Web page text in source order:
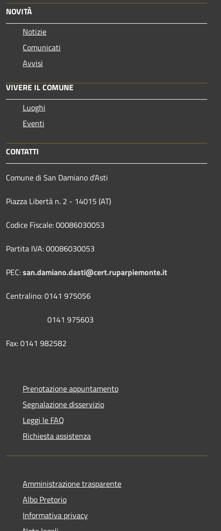
NOVITÀ
Notizie
Comunicati
Avvisi
VIVERE IL COMUNE
Luoghi
Eventi
CONTATTI
Comune di San Damiano d'Asti
Piazza Libertà n. 2 - 14015 (AT)
Codice Fiscale: 00086030053
Partita IVA: 00086030053
PEC:san.damiano.dasti@cert.ruparpiemonte.it
Centralino: 0141 975056
0141 975603
Fax: 0141 982582
Prenotazione appuntamento
Segnalazione disservizio
Leggi le FAQ
Richiesta assistenza
Amministrazione trasparente
Albo Pretorio
Informativa privacy